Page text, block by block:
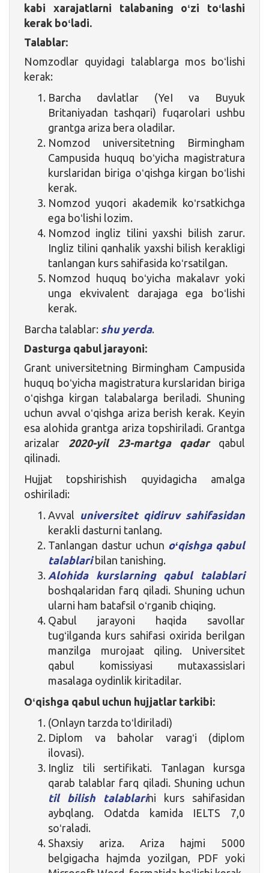
kabi xarajatlarni talabaning oʻzi toʻlashi
kerak boʻladi.
Talablar:
Nomzodlar quyidagi talablarga mos boʻlishi
kerak:
Barcha davlatlar (YeI va Buyuk
Britaniyadan tashqari) fuqarolari ushbu
grantga ariza bera oladilar.
Nomzod universitetning Birmingham
Campusida huquq boʻyicha magistratura
kurslaridan biriga oʻqishga kirgan boʻlishi
kerak.
Nomzod yuqori akademik koʻrsatkichga
ega boʻlishi lozim.
Nomzod ingliz tilini yaxshi bilish zarur.
Ingliz tilini qanhalik yaxshi bilish kerakligi
tanlangan kurs sahifasida koʻrsatilgan.
Nomzod huquq boʻyicha makalavr yoki
unga ekvivalent darajaga ega boʻlishi
kerak.
Barcha talablar: shu yerda.
Dasturga qabul jarayoni:
Grant universitetning Birmingham Campusida
huquq boʻyicha magistratura kurslaridan biriga
oʻqishga kirgan talabalarga beriladi. Shuning
uchun avval oʻqishga ariza berish kerak. Keyin
esa alohida grantga ariza topshiriladi. Grantga
arizalar 2020-yil 23-martga qadarqabul
qilinadi.
Hujjat topshirishish quyidagicha amalga
oshiriladi:
Avval universitet qidiruv sahifasidan
kerakli dasturni tanlang.
Tanlangan dastur uchun oʻqishga qabul
talablaribilan tanishing.
Alohida kurslarning qabul talablari
boshqalaridan farq qiladi. Shuning uchun
ularni ham batafsil oʻrganib chiqing.
Qabul jarayoni haqida savollar
tugʻilganda kurs sahifasi oxirida berilgan
manzilga murojaat qiling. Universitet
qabul komissiyasi mutaxassislari
masalaga oydinlik kiritadilar.
Oʻqishga qabul uchun hujjatlar tarkibi:
(Onlayn tarzda toʻldiriladi)
Diplom va baholar varagʻi (diplom
ilovasi).
Ingliz tili sertifikati. Tanlagan kursga
qarab talablar farq qiladi. Shuning uchun
til bilish talablarini kurs sahifasidan
aybqlang. Odatda kamida IELTS 7,0
soʻraladi.
Shaxsiy ariza. Ariza hajmi 5000
belgigacha hajmda yozilgan, PDF yoki